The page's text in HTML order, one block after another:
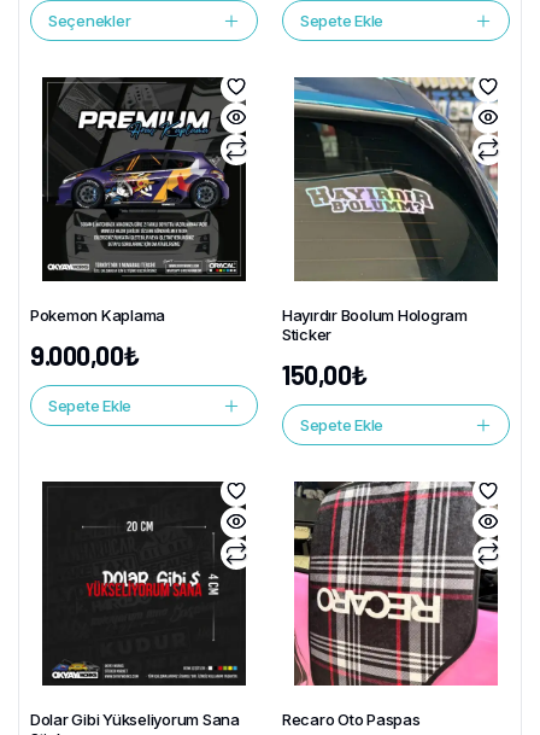
Seçenekler Sepete Ekle
Pokemon Kaplama
9.000,00₺
Sepete Ekle
Hayırdır Boolum Hologram
Sticker
150,00₺
Sepete Ekle
Dolar Gibi Yükseliyorum Sana
Recaro Oto Paspas